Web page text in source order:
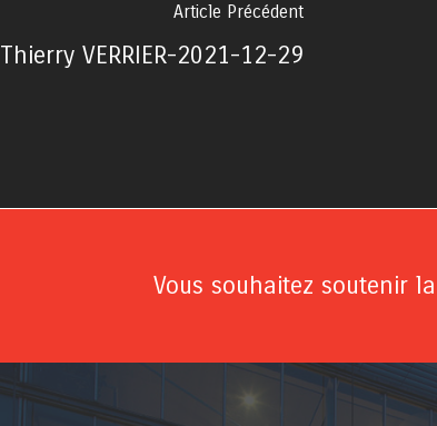
Article Précédent
Thierry VERRIER-2021-12-29
Vous souhaitez soutenir